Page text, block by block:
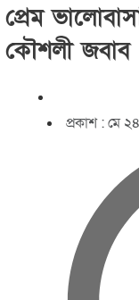
প্রেম
কৌশলী জবাব
প্রকাশ :মে